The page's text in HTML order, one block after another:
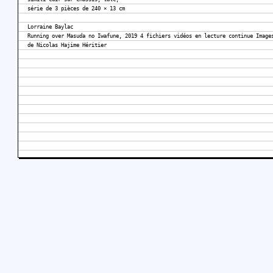
série de 3 pièces de 240 × 13 cm
Lorraine Baylac
Running over Masuda no Iwafune, 2019 4 fichiers vidéos en lecture continue
de Nicolas Hajime Héritier